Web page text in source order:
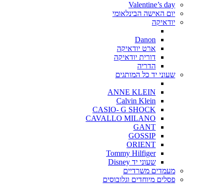
Valentine’s day
יום האישה הבינלאומי
יודאיקה
Danon
ארט יודאיקה
דורית יודאיקה
הדריה
שעוני יד כל המותגים
ANNE KLEIN
Calvin Klein
CASIO- G SHOCK
CAVALLO MILANO
GANT
GOSSIP
ORIENT
Tommy Hilfiger
שעוני יד Disney
מעמדים משרדיים
פסלים מיוחדים וגלובוסים